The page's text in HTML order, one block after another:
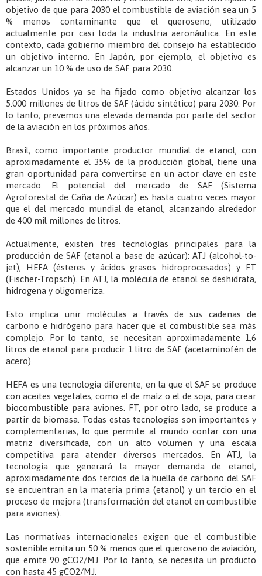
objetivo de que para 2030 el combustible de aviación sea un 5
% menos contaminante que el queroseno, utilizado
actualmente por casi toda la industria aeronáutica. En este
contexto, cada gobierno miembro del consejo ha establecido
un objetivo interno. En Japón, por ejemplo, el objetivo es
alcanzar un 10 % de uso de SAF para 2030.
Estados Unidos ya se ha fijado como objetivo alcanzar los
5.000 millones de litros de SAF (ácido sintético) para 2030. Por
lo tanto, prevemos una elevada demanda por parte del sector
de la aviación en los próximos años.
Brasil, como importante productor mundial de etanol, con
aproximadamente el 35% de la producción global, tiene una
gran oportunidad para convertirse en un actor clave en este
mercado. El potencial del mercado de SAF (Sistema
Agroforestal de Caña de Azúcar) es hasta cuatro veces mayor
que el del mercado mundial de etanol, alcanzando alrededor
de 400 mil millones de litros.
Actualmente, existen tres tecnologías principales para la
producción de SAF (etanol a base de azúcar): ATJ (alcohol-to-
jet), HEFA (ésteres y ácidos grasos hidroprocesados) y FT
(Fischer-Tropsch). En ATJ, la molécula de etanol se deshidrata,
hidrogena y oligomeriza.
Esto implica unir moléculas a través de sus cadenas de
carbono e hidrógeno para hacer que el combustible sea más
complejo. Por lo tanto, se necesitan aproximadamente 1,6
litros de etanol para producir 1 litro de SAF (acetaminofén de
acero).
HEFA es una tecnología diferente, en la que el SAF se produce
con aceites vegetales, como el de maíz o el de soja, para crear
biocombustible para aviones. FT, por otro lado, se produce a
partir de biomasa. Todas estas tecnologías son importantes y
complementarias, lo que permite al mundo contar con una
matriz diversificada, con un alto volumen y una escala
competitiva para atender diversos mercados. En ATJ, la
tecnología que generará la mayor demanda de etanol,
aproximadamente dos tercios de la huella de carbono del SAF
se encuentran en la materia prima (etanol) y un tercio en el
proceso de mejora (transformación del etanol en combustible
para aviones).
Las normativas internacionales exigen que el combustible
sostenible emita un 50 % menos que el queroseno de aviación,
que emite 90 gCO2/MJ. Por lo tanto, se necesita un producto
con hasta 45 gCO2/MJ.